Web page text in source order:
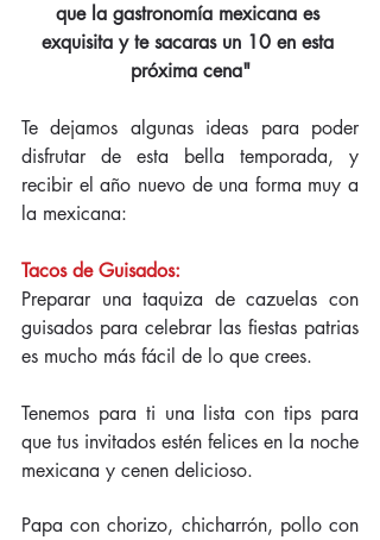
que la gastronomía mexicana es
exquisita y te sacaras un 10 en esta
próxima cena"
Te dejamos algunas ideas para poder
disfrutar de esta bella temporada, y
recibir el año nuevo de una forma muy a
la mexicana:
Tacos de Guisados:
Preparar una taquiza de cazuelas con
guisados para celebrar las fiestas patrias
es mucho más fácil de lo que crees.
Tenemos para ti una lista con tips para
que tus invitados estén felices en la noche
mexicana y cenen delicioso.
Papa con chorizo, chicharrón, pollo con